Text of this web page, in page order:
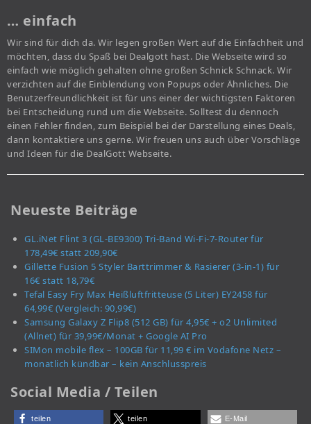
… einfach
Wir sind für dich da. Wir legen großen Wert auf die Einfachheit und
möchten, dass du Spaß bei Dealgott hast. Die Webseite wird so
einfach wie möglich gehalten ohne großen Schnick Schnack. Wir
verzichten auf die Einblendung von Popups oder Ähnliches. Die
Benutzerfreundlichkeit ist für uns einer der wichtigsten Faktoren
bei Entscheidung rund um die Webseite. Solltest du dennoch
einen Fehler finden, zum Beispiel bei der Darstellung eines Deals,
dann kontaktiere uns gerne. Wir freuen uns auch über Vorschläge
und Ideen für die DealGott Webseite.
Neueste Beiträge
GL.iNet Flint 3 (GL-BE9300) Tri-Band Wi-Fi-7-Router für
178,49€ statt 209,90€
Gillette Fusion 5 Styler Barttrimmer & Rasierer (3-in-1) für
16€ statt 18,79€
Tefal Easy Fry Max Heißluftfritteuse (5 Liter) EY2458 für
64,99€ (Vergleich: 90,99€)
Samsung Galaxy Z Flip8 (512 GB) für 4,95€ + o2 Unlimited
(Allnet) für 39,99€/Monat + Google AI Pro
SIMon mobile flex – 100GB für 11,99 € im Vodafone Netz –
monatlich kündbar – kein Anschlusspreis
Social Media / Teilen
teilen teilen E-Mail